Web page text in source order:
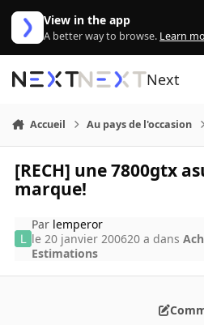
Aller au contenu
View in the app
A better way to browse. Learn
Next
Accueil Au pays de l'occasion
[RECH] une 7800gtx
marque!
Par lemperor
le 20 janvier 200620 a dans
Estimations